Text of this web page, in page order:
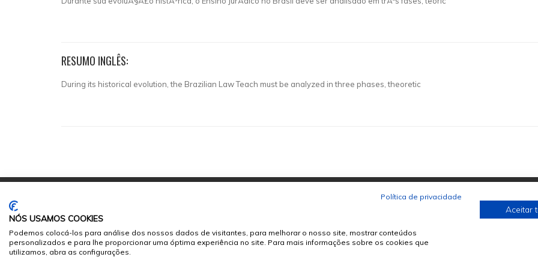
RESUMO INGLÊS:
During its historical evolution, the Brazilian Law Teach must be analyzed in three phases, theoretic
© 2026Sumários.org. Todos os Direitos Reservados
Desenvolvido por
Política de privacidade
NÓS USAMOS COOKIES
Podemos colocá-los para análise dos nossos dados de visitantes, para melhorar o nosso site, mostrar conteúdos
personalizados e para lhe proporcionar uma óptima experiência no site. Para mais informações sobre os cookies que
utilizamos, abra as configurações.
Aceitar